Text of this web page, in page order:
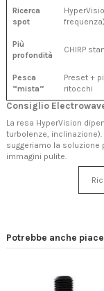
Ricerca
spot
frequenza)
Più
profondità
CHIRP
Pesca
“mista”
Preset +
ritocchi
Consiglio
La resa HyperVision
turbolenze,
suggeriamo la soluzione
immagini pulite.
Potrebbe anche